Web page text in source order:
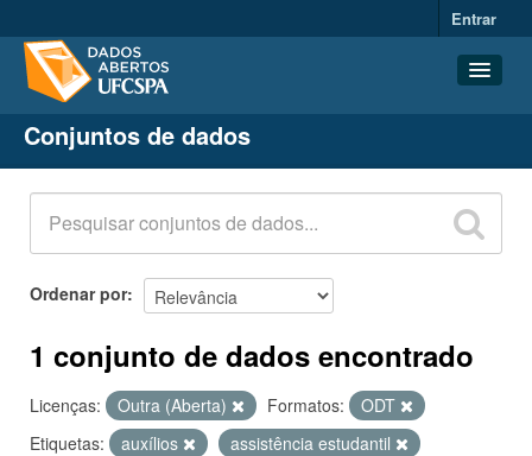
Entrar
Conjuntos de dados
Organizações
Grupos
Sobre
Conjuntos de dados
Ordenar por
1 conjunto de dados encontrado
Licenças: Outra (Aberta) Formatos:
ODT
Etiquetas:
auxílios
assistência estudantil